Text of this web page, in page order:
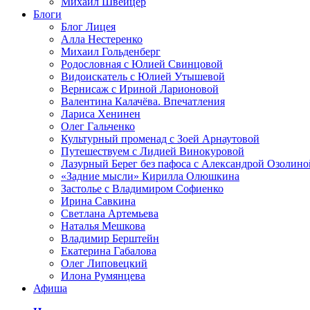
Блоги
Блог Лицея
Алла Нестеренко
Михаил Гольденберг
Родословная с Юлией Свинцовой
Видоискатель с Юлией Утышевой
Вернисаж с Ириной Ларионовой
Валентина Калачёва. Впечатления
Лариса Хенинен
Олег Гальченко
Культурный променад с Зоей Арнаутовой
Путешествуем с Лидией Винокуровой
Лазурный Берег без пафоса с Александрой
«Задние мысли» Кирилла Олюшкина
Застолье с Владимиром Софиенко
Ирина Савкина
Светлана Артемьева
Наталья Мешкова
Владимир Берштейн
Екатерина Габалова
Олег Липовецкий
Илона Румянцева
Афиша